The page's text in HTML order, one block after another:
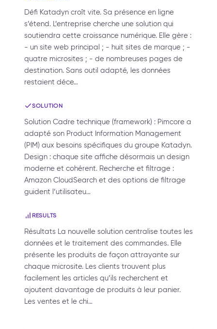
Défi Katadyn croît vite. Sa présence en ligne
s’étend. L’entreprise cherche une solution qui
soutiendra cette croissance numérique. Elle gère :
- un site web principal ; - huit sites de marque ; -
quatre microsites ; - de nombreuses pages de
destination. Sans outil adapté, les données
restaient déce…
SOLUTION
Solution Cadre technique (framework) : Pimcore a
adapté son Product Information Management
(PIM) aux besoins spécifiques du groupe Katadyn.
Design : chaque site affiche désormais un design
moderne et cohérent. Recherche et filtrage :
Amazon CloudSearch et des options de filtrage
guident l’utilisateu…
RESULTS
Résultats La nouvelle solution centralise toutes les
données et le traitement des commandes. Elle
présente les produits de façon attrayante sur
chaque microsite. Les clients trouvent plus
facilement les articles qu’ils recherchent et
ajoutent davantage de produits à leur panier.
Les ventes et le chi…